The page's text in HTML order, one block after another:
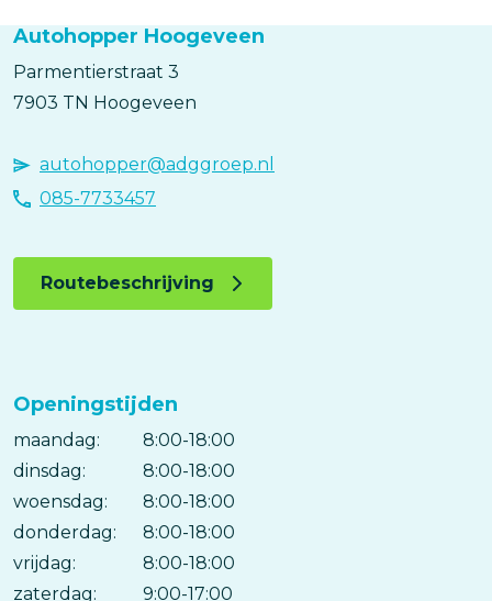
Autohopper Hoogeveen
Parmentierstraat 3
7903 TN Hoogeveen
autohopper@adggroep.nl
085-7733457
Routebeschrijving
Openingstijden
Dag
Time
slot
Reactie
maandag:
8:00-18:00
dinsdag:
8:00-18:00
woensdag:
8:00-18:00
donderdag:
8:00-18:00
vrijdag:
8:00-18:00
zaterdag:
9:00-17:00